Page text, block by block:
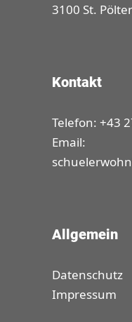
3100 St.
Kontakt
Telefon: +43
Email:
Allgemein
Datenschutz
Impressum